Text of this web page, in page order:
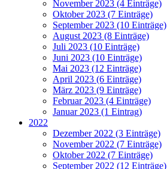
November 2023 (4 Einträge)
Oktober 2023 (7 Einträge)
September 2023 (10 Einträge)
August 2023 (8 Einträge)
Juli 2023 (10 Einträge)
Juni 2023 (10 Einträge)
Mai 2023 (12 Einträge)
April 2023 (6 Einträge)
März 2023 (9 Einträge)
Februar 2023 (4 Einträge)
Januar 2023 (1 Eintrag)
2022
Dezember 2022 (3 Einträge)
November 2022 (7 Einträge)
Oktober 2022 (7 Einträge)
September 2022 (12 Einträge)